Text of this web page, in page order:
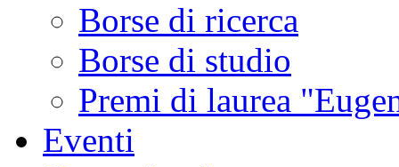
Borse di ricerca
Borse di studio
Premi di laurea
Eventi